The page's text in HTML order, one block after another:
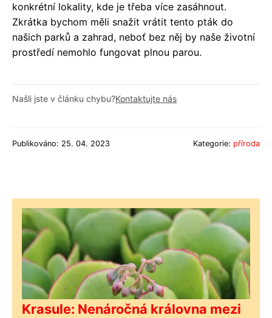
konkrétní lokality, kde je třeba více zasáhnout.
Zkrátka bychom měli snažit vrátit tento pták do
našich parků a zahrad, neboť bez něj by naše životní
prostředí nemohlo fungovat plnou parou.
Našli jste v článku chybu?Kontaktujte nás
Publikováno: 25. 04. 2023 Kategorie: příroda
Krasule: Nenáročná královna mezi